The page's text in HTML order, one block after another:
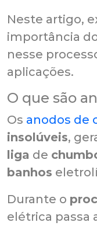
Neste artigo,
importância
nesse
aplicações.
O que são
Os anodos de
insolúveis,
liga de
banhos
Durante o
elétrica passa